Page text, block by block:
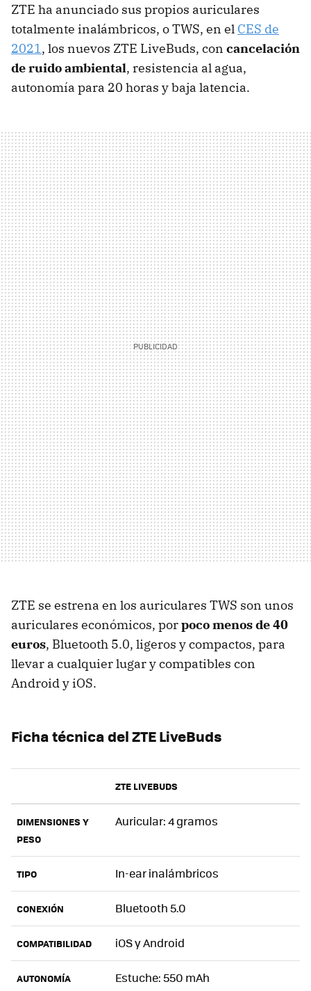
ZTE ha anunciado sus propios auriculares
totalmente inalámbricos, o TWS, en el CES de
2021, los nuevos ZTE LiveBuds, con cancelación
de ruido ambiental, resistencia al agua,
autonomía para 20 horas y baja latencia.
ZTE se estrena en los auriculares TWS son unos
auriculares económicos, porpoco menos de 40
euros, Bluetooth 5.0, ligeros y compactos, para
llevar a cualquier lugar y compatibles con
Android y iOS.
Ficha técnica del ZTE LiveBuds
ZTE LIVEBUDS
DIMENSIONES Y
PESO
Auricular: 4 gramos
TIPO In-ear inalámbricos
CONEXIÓN Bluetooth 5.0
COMPATIBILIDAD iOS y Android
AUTONOMÍA Estuche: 550 mAh